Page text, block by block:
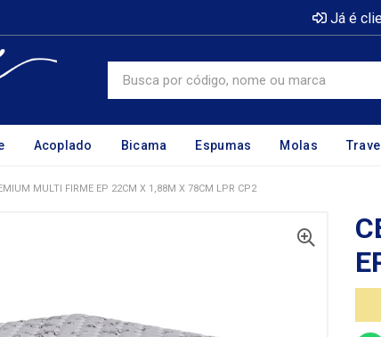
Já é
Acoplado Bicama Espumas Molas
MULTI FIRME EP 22CM X 1,88M X 78CM LPR CP2